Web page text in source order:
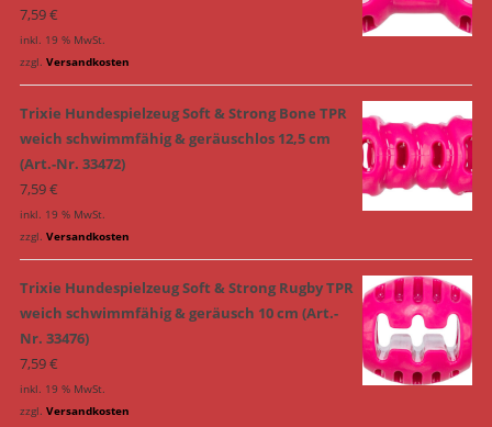
7,59€
inkl. 19 % MwSt.
zzgl. Versandkosten
Trixie Hundespielzeug Soft & Strong Bone TPR
weich schwimmfähig & geräuschlos 12,5 cm
(Art.-Nr. 33472)
7,59€
inkl. 19 % MwSt.
zzgl. Versandkosten
Trixie Hundespielzeug Soft & Strong Rugby TPR
weich schwimmfähig & geräusch 10 cm (Art.-
Nr. 33476)
7,59€
inkl. 19 % MwSt.
zzgl. Versandkosten